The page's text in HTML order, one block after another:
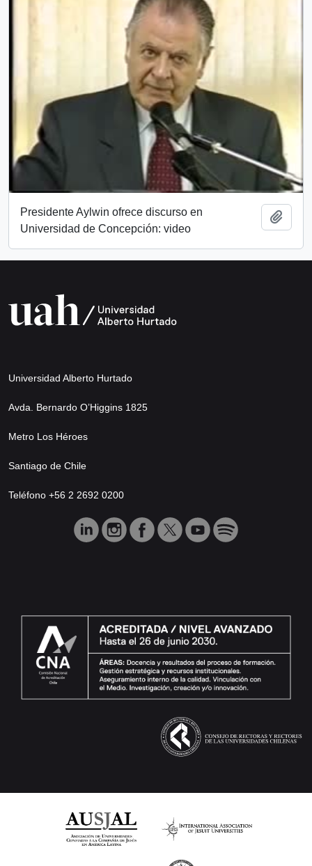
Presidente Aylwin ofrece discurso en
Universidad de Concepción: video
Universidad Alberto Hurtado
Avda. Bernardo O’Higgins 1825
Metro Los Héroes
Santiago de Chile
Teléfono +56 2 2692 0200